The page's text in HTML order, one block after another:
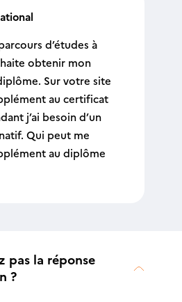
d’études à
obtenir mon
Sur votre site
au certificat
j’ai besoin d’un
Qui peut me
au diplôme
pas la réponse
?